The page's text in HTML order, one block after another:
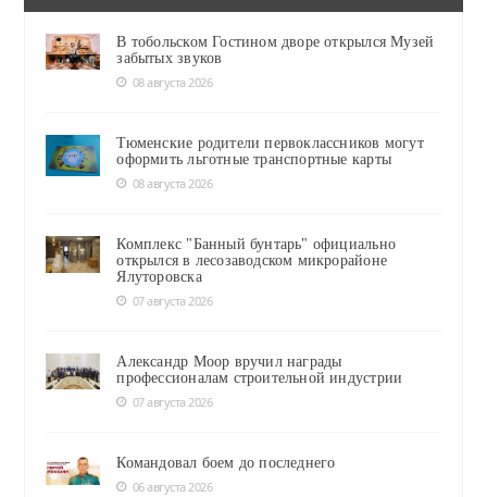
В тобольском Гостином дворе открылся Музей
забытых звуков
08 августа 2026
Тюменские родители первоклассников могут
оформить льготные транспортные карты
08 августа 2026
Комплекс "Банный бунтарь" официально
открылся в лесозаводском микрорайоне
Ялуторовска
07 августа 2026
Александр Моор вручил награды
профессионалам строительной индустрии
07 августа 2026
Командовал боем до последнего
06 августа 2026